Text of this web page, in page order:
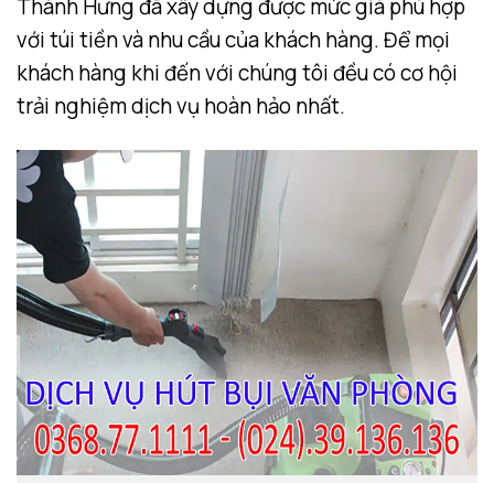
Thành Hưng đã xây dựng được mức giá phù hợp
với túi tiền và nhu cầu của khách hàng. Để mọi
khách hàng khi đến với chúng tôi đều có cơ hội
trải nghiệm dịch vụ hoàn hảo nhất.